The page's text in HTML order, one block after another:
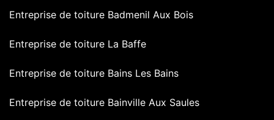
Entreprise de toiture Badmenil Aux Bois
Entreprise de toiture La Baffe
Entreprise de toiture Bains Les Bains
Entreprise de toiture Bainville Aux Saules